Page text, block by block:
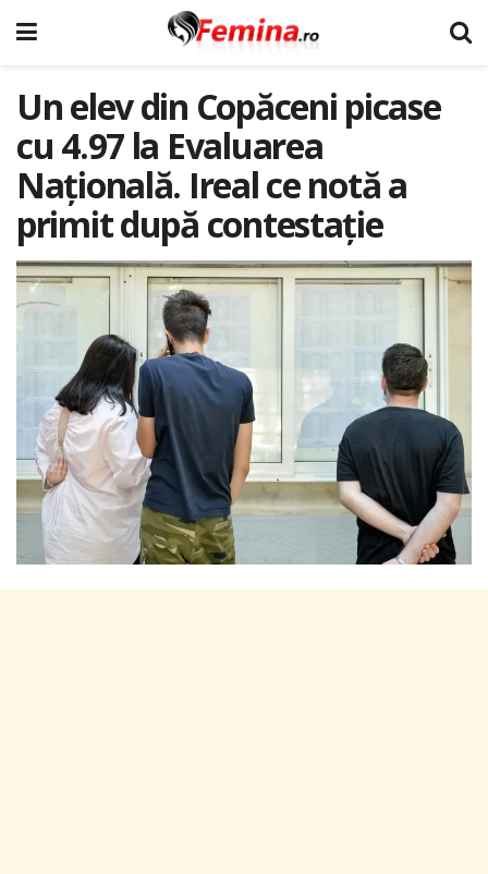
Un elev din Copăceni picase
cu 4.97 la Evaluarea
Națională. Ireal ce notă a
primit după contestație